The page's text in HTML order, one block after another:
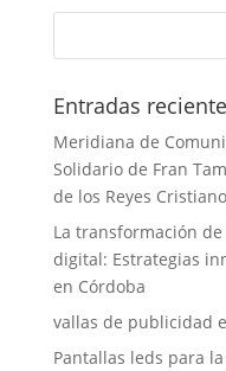
Entradas
Meridiana de
Solidario de Fran
de los Reyes
La transformación
digital: Estrategias
en Córdoba
vallas de publicidad
Pantallas leds para